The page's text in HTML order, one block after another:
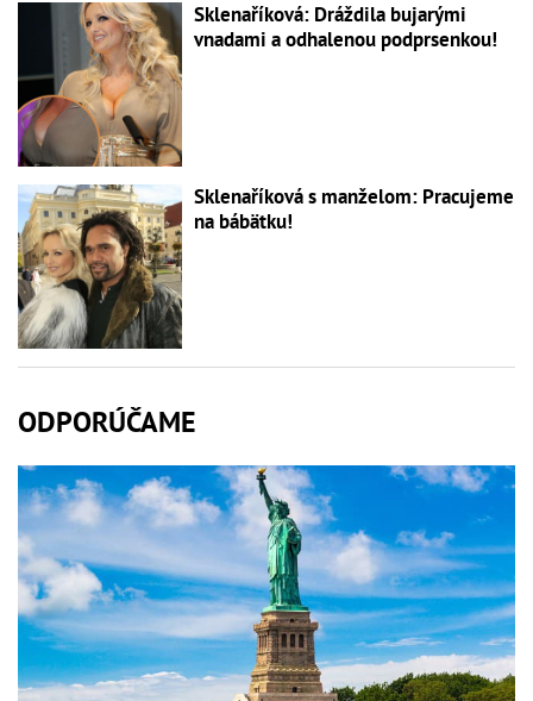
Sklenaříková: Dráždila bujarými
vnadami a odhalenou podprsenkou!
Sklenaříková s manželom: Pracujeme
na bábätku!
ODPORÚČAME